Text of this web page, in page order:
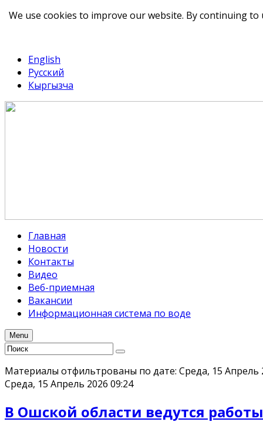
English
Русский
Кыргызча
Главная
Новости
Контакты
Видео
Веб-приемная
Вакансии
Информационная система по воде
Menu
Материалы отфильтрованы по дате: Среда, 15 Апрель
Среда, 15 Апрель 2026 09:24
В Ошской области ведутся
We use cookies to improve our website. By continuing